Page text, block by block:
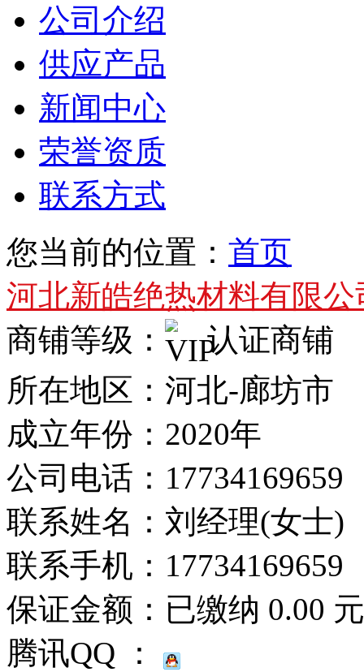
公司介绍
供应产品
新闻中心
荣誉资质
联系方式
您当前的位置： 首页
河北新皓绝热材料有限公
商铺等级：
认证商铺
所在地区：河北-廊坊市
成立年份：2020年
公司电话： 17734169659
联系姓名：刘经理(女士)
联系手机： 17734169659
保证金额： 已缴纳 0.00 元
腾讯QQ ：